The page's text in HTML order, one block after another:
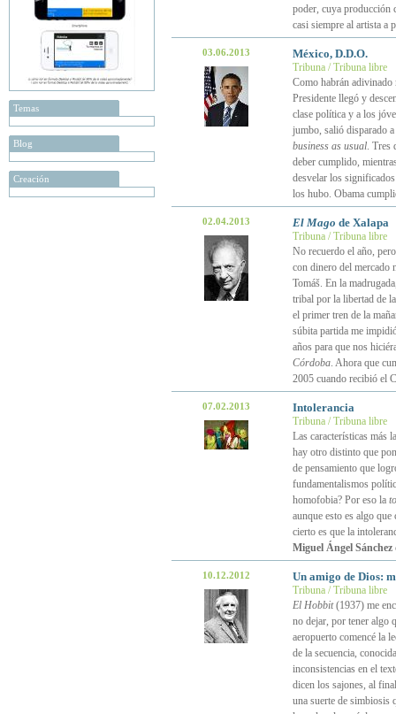
Temas
Blog
Creación
poder, cuya producción
casi siempre al artista a
03.06.2013 México, D.D.O.
Tribuna / Tribuna libre
Como habrán
Presidente llegó y
clase política y a los
jumbo, salió disparado
business as usual. Tres
deber cumplido,
desvelar los
los hubo. Obama
02.04.2013 El Mago de Xalapa
Tribuna / Tribuna libre
No recuerdo el año,
con dinero del mercado
Tomáš. En la
tribal por la libertad de
el primer tren de la
súbita partida me
años para que nos
Córdoba. Ahora que
2005 cuando recibió el
07.02.2013 Intolerancia
Tribuna / Tribuna libre
Las características más
hay otro distinto que
de pensamiento que
fundamentalismos
homofobia? Por eso la
aunque esto es algo
cierto es que la
Miguel Ángel Sánchez
10.12.2012 Un amigo de Dios:
Tribuna / Tribuna libre
El Hobbit(1937) me
no dejar, por tener algo
aeropuerto comencé la
de la secuencia,
inconsistencias en el
dicen los sajones, al
una suerte de simbiosis